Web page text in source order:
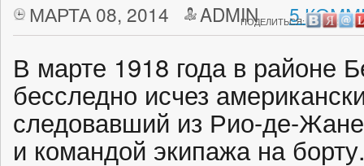
МАРТА 08, 2014 ADMIN 5
ПОДЕЛИТЬСЯ:
В марте 1918 года в районе
бесследно исчез
следовавший из Рио-де-
и командой экипажа на